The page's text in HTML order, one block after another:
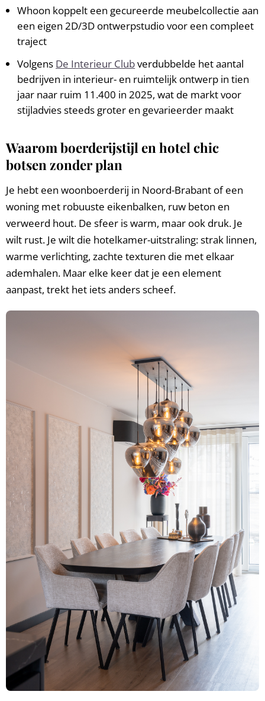
Whoon koppelt een gecureerde meubel­collectie aan
een eigen 2D/3D ontwerpstudio voor een compleet
traject
Volgens De Interieur Clubverdubbelde het aantal
bedrijven in interieur- en ruimtelijk ontwerp in tien
jaar naar ruim 11.400 in 2025, wat de markt voor
stijladvies steeds groter en gevarieerder maakt
Waarom boerderijstijl en hotel chic
botsen zonder plan
Je hebt een woonboerderij in Noord-Brabant of een
woning met robuuste eikenbalken, ruw beton en
verweerd hout. De sfeer is warm, maar ook druk. Je
wilt rust. Je wilt die hotelkamer-uitstraling: strak linnen,
warme verlichting, zachte texturen die met elkaar
ademhalen. Maar elke keer dat je een element
aanpast, trekt het iets anders scheef.